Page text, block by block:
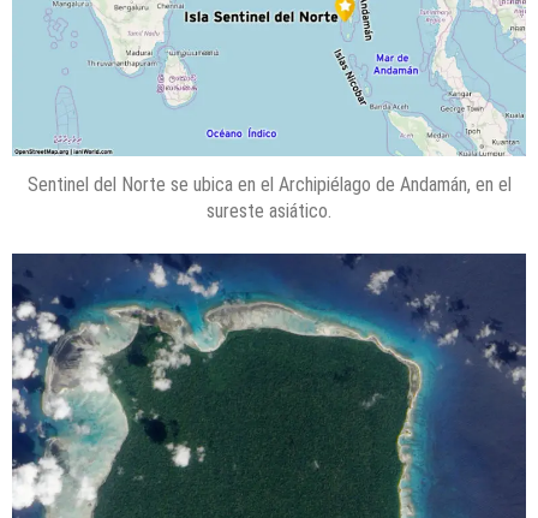
Sentinel del Norte se ubica en el Archipiélago de Andamán, en el
sureste asiático.